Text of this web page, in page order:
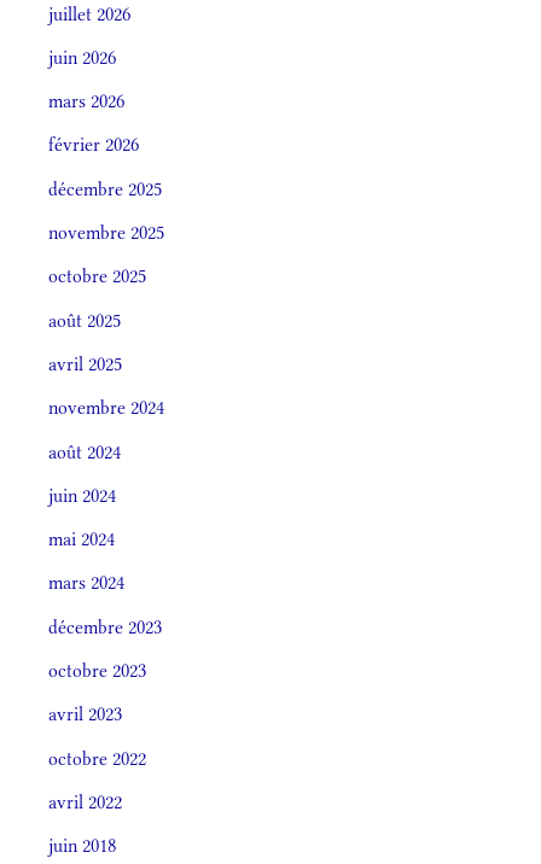
juillet 2026
juin 2026
mars 2026
février 2026
décembre 2025
novembre 2025
octobre 2025
août 2025
avril 2025
novembre 2024
août 2024
juin 2024
mai 2024
mars 2024
décembre 2023
octobre 2023
avril 2023
octobre 2022
avril 2022
juin 2018